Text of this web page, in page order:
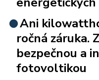
Ani
ročná záruka.
bezpečnou a
fotovoltikou